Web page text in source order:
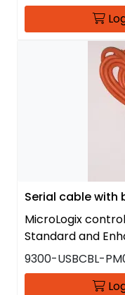
Serial cable with
MicroLogix
Standard and
9300-USBCBL-